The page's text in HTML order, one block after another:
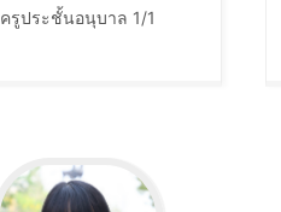
ครูประชั้นอนุบาล 1/1